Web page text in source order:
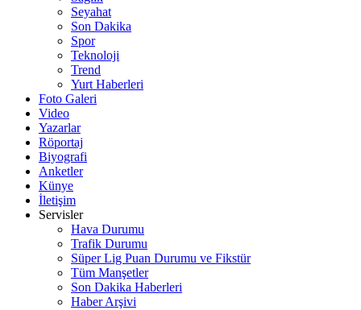
Seyahat
Son Dakika
Spor
Teknoloji
Trend
Yurt Haberleri
Foto Galeri
Video
Yazarlar
Röportaj
Biyografi
Anketler
Künye
İletişim
Servisler
Hava Durumu
Trafik Durumu
Süper Lig Puan Durumu ve Fikstür
Tüm Manşetler
Son Dakika Haberleri
Haber Arşivi